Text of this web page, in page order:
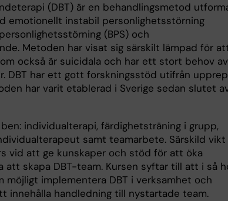
(DBT) är en behandlingsmetod
emotionellt instabil personlighetsstörning
(BPS) och
Metoden har visat sig särskilt lämpad för
också är suicidala och har ett stort behov av
DBT har ett gott forskningsstöd utifrån
har varit etablerad i Sverige sedan slutet
individualterapi, färdighetsträning i grupp,
samt teamarbete. Särskild vikt
vid att ge kunskaper och stöd för att öka
att skapa DBT-team. Kursen syftar till att i så
möjligt implementera DBT i verksamhet och
innehålla handledning till nystartade team.